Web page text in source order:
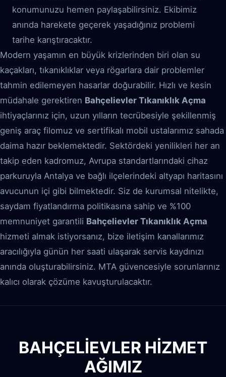
konumunuzu hemen paylaşabilirsiniz. Ekibimiz
anında harekete geçerek yaşadığınız problemi
tarihe karıştıracaktır.
Modern yaşamın en büyük krizlerinden biri olan su
kaçakları, tıkanıklıklar veya rögarlara dair problemler
tahmin edilemeyen hasarlar doğurabilir. Hızlı ve kesin
müdahale gerektiren Bahçelievler Tıkanıklık Açma
ihtiyaçlarınız için, uzun yılların tecrübesiyle şekillenmiş
geniş araç filomuz ve sertifikalı mobil ustalarımız sahada
daima hazır beklemektedir. Sektördeki yenilikleri her an
takip eden kadromuz, Avrupa standartlarındaki cihaz
parkuruyla Antalya ve bağlı ilçelerindeki altyapı haritasını
avucunun içi gibi bilmektedir. Siz de kurumsal nitelikte,
saydam fiyatlandırma politikasına sahip ve %100
memnuniyet garantili Bahçelievler Tıkanıklık Açma
hizmeti almak istiyorsanız, bize iletişim kanallarımız
aracılığıyla günün her saati ulaşarak servis kaydınızı
anında oluşturabilirsiniz. MTA güvencesiyle sorunlarınız
kalıcı olarak çözüme kavuşturulacaktır.
BAHÇELIEVLER HİZMET
AĞIMIZ